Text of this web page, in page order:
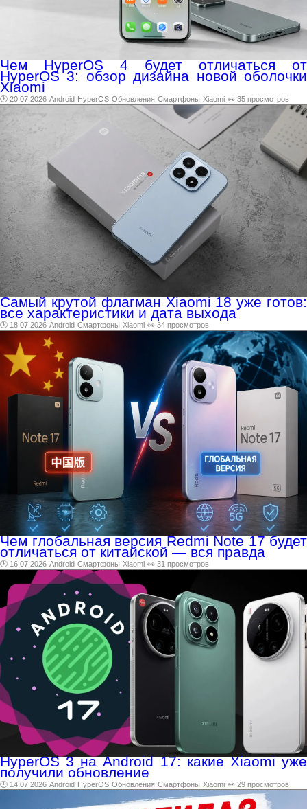
Чем HyperOS 4 будет отличаться от
HyperOS 3: обзор дизайна новой оболочки
Xiaomi
🕑 20.07.2026 Android HyperOS Обновления Смартфоны Xiaomi 👀 35 просмотров
Самый крутой флагман Xiaomi 18 уже готов:
все характеристики и дата выхода
🕑 18.07.2026 Android Смартфоны Xiaomi 👀 34 просмотров
Чем глобальная версия Redmi Note 17 будет
отличаться от китайской — вся правда
🕑 16.07.2026 Android Смартфоны Xiaomi 👀 31 просмотров
HyperOS 3 на Android 17: какие Xiaomi уже
получили обновление
🕑 14.07.2026 Android HyperOS Обновления Смартфоны Xiaomi 👀 29 просмотров